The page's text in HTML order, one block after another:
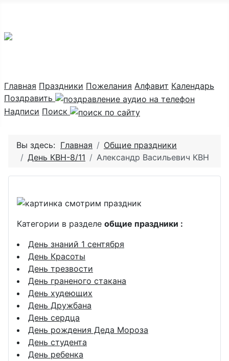
Главная Праздники Пожелания Алфавит Календарь
Поздравить
Надписи Поиск
Вы здесь: Главная
Общие праздники
День КВН-8/11
Александр Васильевич КВН
Категории в разделе общие праздники :
День знаний 1 сентября
День Красоты
День трезвости
День граненого стакана
День худеющих
День Дружбана
День сердца
День рождения Деда Мороза
День студента
День ребенка